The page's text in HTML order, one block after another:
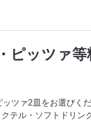
ピッツァ等
ツァ2皿をお選びく
テル・ソフトドリン